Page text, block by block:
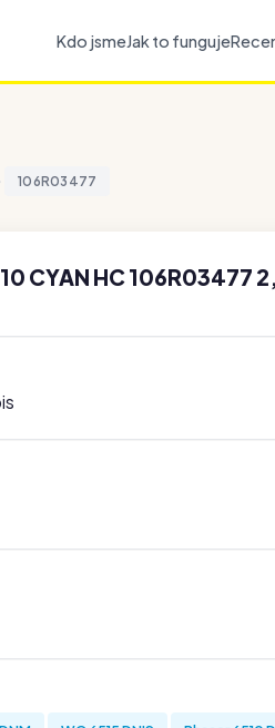
Kdo jsmeJak to funguje
106R03477
CYAN HC 106R03477